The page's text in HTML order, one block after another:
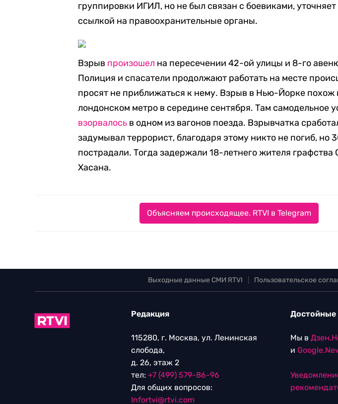
группировки ИГИЛ, но не был связан с боевиками, уточняет
ссылкой на правоохранительные органы.
Взрыв произошел на пересечении 42-ой улицы и 8-го
Полиция и спасатели продолжают работать на месте
просят не приближаться к нему. Взрыв в Нью-Йорке похож
лондонском метро в середине сентября. Там самодельное
взорвалось в одном из вагонов поезда. Взрывчатка
задумывал террорист, благодаря этому никто не погиб, но
пострадали. Тогда задержали 18-летнего жителя
Хасана.
Объясняем происходящее. RTVI в Telegram
Выходные данные СМИ RTVI Пользовательское
Редакция
115280, г. Москва, ул. Ленинская
слобода,
д. 26, этаж 2
тел: +7 (499) 579-86-96
Для общих вопросов:
Infortvi@rtvi.com
Достойные
Мы в
и